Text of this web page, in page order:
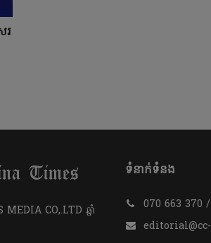
រ​
CO,.LTD ឆ្នាំ​
ទំនាក់ទំនង
070 663 370